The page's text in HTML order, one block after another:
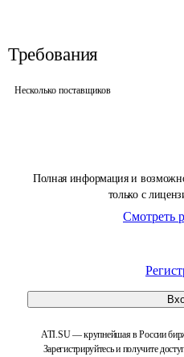
Полная информация и
только с
Смотреть
ATI.SU — крупнейшая в России
Зарегистрируйтесь и получите
Требования
Несколько поставщиков